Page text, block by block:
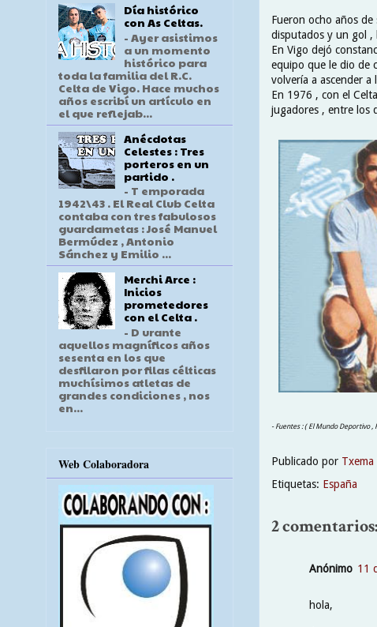
Fueron ocho años
disputados y un gol ,
En Vigo dejó
equipo que le dio de
volvería a ascender a
En 1976 , con el
jugadores , entre los
- Fuentes : ( El Mundo Deportivo ,
Publicado por Txema
Etiquetas: España
2 comentarios:
Anónimo 11
hola,
Día histórico
con As Celtas.
- Ayer asistimos
a un momento
histórico para
toda la familia del R.C.
Celta de Vigo. Hace muchos
años escribí un artículo en
el que reflejab...
Anécdotas
Celestes : Tres
porteros en un
partido .
- T emporada
1942\43 . El Real Club Celta
contaba con tres fabulosos
guardametas : José Manuel
Bermúdez , Antonio
Sánchez y Emilio ...
Merchi Arce :
Inicios
prometedores
con el Celta .
- D urante
aquellos magníficos años
sesenta en los que
desfilaron por filas célticas
muchísimos atletas de
grandes condiciones , nos
en...
Web Colaboradora